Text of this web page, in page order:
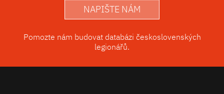
NAPIŠTE NÁM
Pomozte nám budovat databázi československých
legionářů.